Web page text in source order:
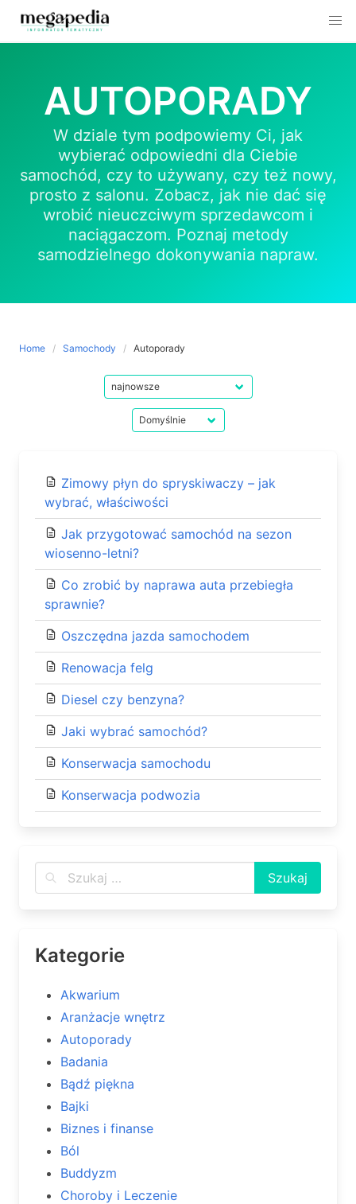
AUTOPORADY
W dziale tym podpowiemy Ci, jak
wybierać odpowiedni dla Ciebie
samochód, czy to używany, czy też nowy,
prosto z salonu. Zobacz, jak nie dać się
wrobić nieuczciwym sprzedawcom i
naciągaczom. Poznaj metody
samodzielnego dokonywania napraw.
Home Samochody Autoporady
Zimowy płyn do spryskiwaczy – jak
wybrać, właściwości
Jak przygotować samochód na sezon
wiosenno-letni?
Co zrobić by naprawa auta przebiegła
sprawnie?
Oszczędna jazda samochodem
Renowacja felg
Diesel czy benzyna?
Jaki wybrać samochód?
Konserwacja samochodu
Konserwacja podwozia
Kategorie
Akwarium
Aranżacje wnętrz
Autoporady
Badania
Bądź piękna
Bajki
Biznes i finanse
Ból
Buddyzm
Choroby i Leczenie